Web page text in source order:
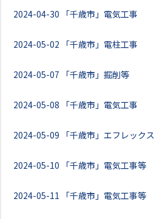
2024-04-30 「千歳市」電気工事
2024-05-02 「千歳市」電柱工事
2024-05-07 「千歳市」掘削等
2024-05-08 「千歳市」電気工事
2024-05-09 「千歳市」エフレック
2024-05-10 「千歳市」電気工事等
2024-05-11 「千歳市」電気工事等